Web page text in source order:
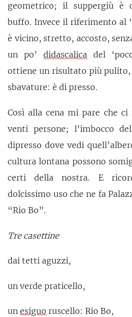
geometrico; il suppergiù è
buffo. Invece il riferimento al
è vicino, stretto, accosto,
un po’ didascalica del
ottiene un risultato più pulito,
sbavature: è di presso.
Così alla cena mi pare che ci
venti persone; l’imbocco
dipresso dove vedi
cultura lontana possono
certi della nostra. E
dolcissimo uso che ne fa
“Rio Bo”.
Tre casettine
dai tetti aguzzi,
un verde praticello,
un esiguo ruscello: Rio Bo,